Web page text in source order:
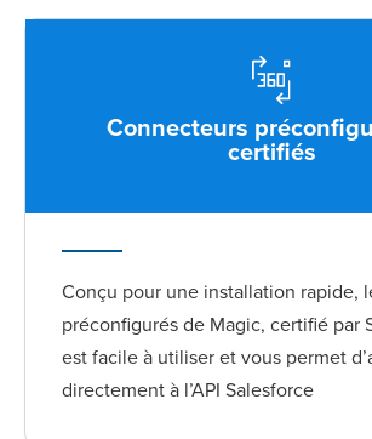
Connecteurs
certifiés
Conçu pour une installation rapide,
préconfigurés de Magic, certifié par
est facile à utiliser et vous permet
directement à l’API Salesforce